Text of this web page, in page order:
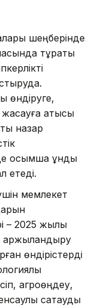
шеңберінде
тұрақты
өндіруге,
қатысы
назар
қосымша құнды
етеді.
мемлекет
– 2025 жылы
қаржыландыру
өндірістерді
агроөңдеу,
сақтауды